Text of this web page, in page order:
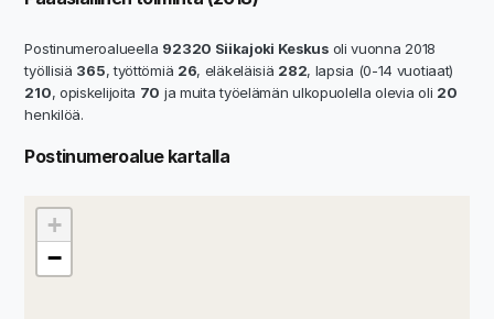
Postinumeroalueella 92320 Siikajoki Keskusoli vuonna 2018
työllisiä 365, työttömiä 26, eläkeläisiä 282, lapsia (0-14 vuotiaat)
210, opiskelijoita 70 ja muita työelämän ulkopuolella olevia oli 20
henkilöä.
Postinumeroalue kartalla
+
−